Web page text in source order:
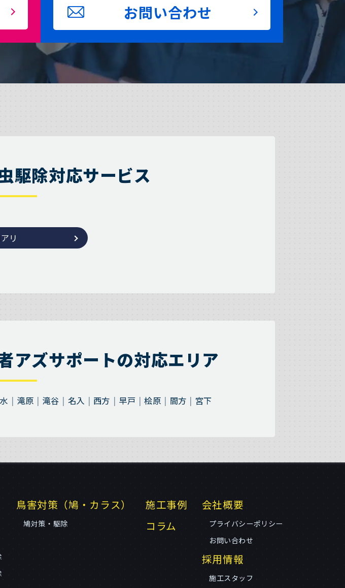
お問い合わせ
駆除対応サービス
リ
アズサポートの対応エリア
滝原 滝谷 名入 西方 早戸 桧原 間方 宮下
鳥害対策（鳩・カラス）
鳩対策・駆除
施工事例
コラム
会社概要
プライバシーポリシー
お問い合わせ
採用情報
施工スタッフ